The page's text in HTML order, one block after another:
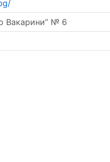
Вакарини” № 6